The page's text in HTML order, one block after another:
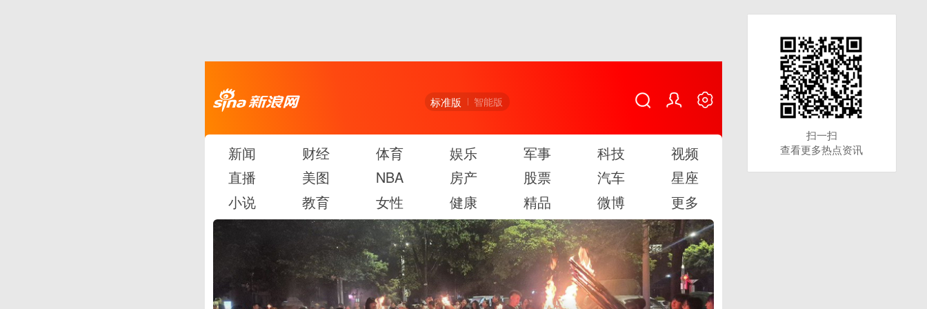
标准版 智能版
新闻 财经 体育 娱乐 军事 科技
视频
直播
美图 NBA 房产 股票 汽车
星座
小说
教育 女性 健康 精品 微博 更多
扫一扫
查看更多热点资讯
扫一扫
查看更多热点资讯